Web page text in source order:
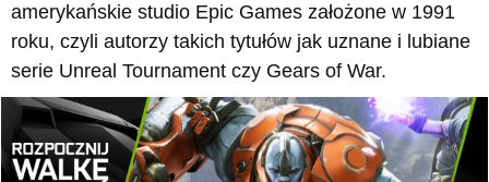
amerykańskie studio Epic Games założone w 1991
roku, czyli autorzy takich tytułów jak uznane i lubiane
serie Unreal Tournament czy Gears of War.